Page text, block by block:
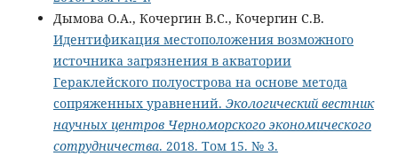
Дымова О.А., Кочергин В.С., Кочергин С.В.
Идентификация местоположения возможного
источника загрязнения в акватории
Гераклейского полуострова на основе метода
сопряженных уравнений. Экологический вестник
научных центров Черноморского экономического
сотрудничества. 2018. Том 15. № 3.